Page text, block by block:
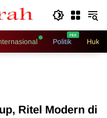
Politik
Ritel Modern di